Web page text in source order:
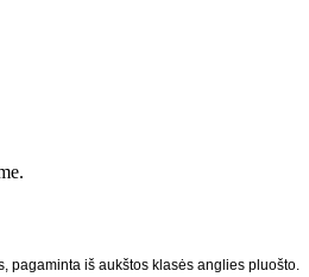
pagaminta iš aukštos klasės anglies pluošto.